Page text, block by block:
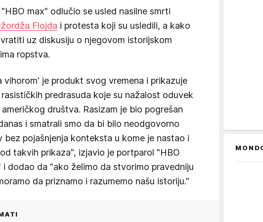
max" odlučio se usled nasilne smrti
Flojda i protesta koji su usledili, a kako
uz diskusiju o njegovom istorijskom
ropstva.
vihorom' je produkt svog vremena i prikazuje
predrasuda koje su nažalost oduvek
društva. Rasizam je bio pogrešan
i smatrali smo da bi bilo neodgovorno
bez pojašnjenja konteksta u kome je nastao i
takvih prikaza", izjavio je portparol "HBO
i dodao da "ako želimo da stvorimo pravedniju
da priznamo i razumemo našu istoriju."